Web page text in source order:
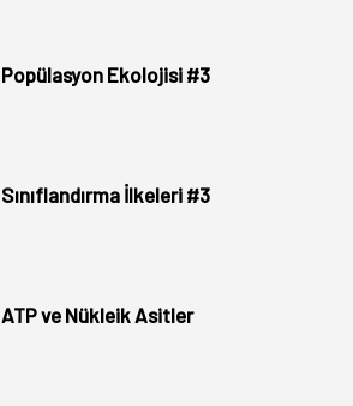
Popülasyon Ekolojisi #3
Sınıflandırma İlkeleri #3
ATP ve Nükleik Asitler